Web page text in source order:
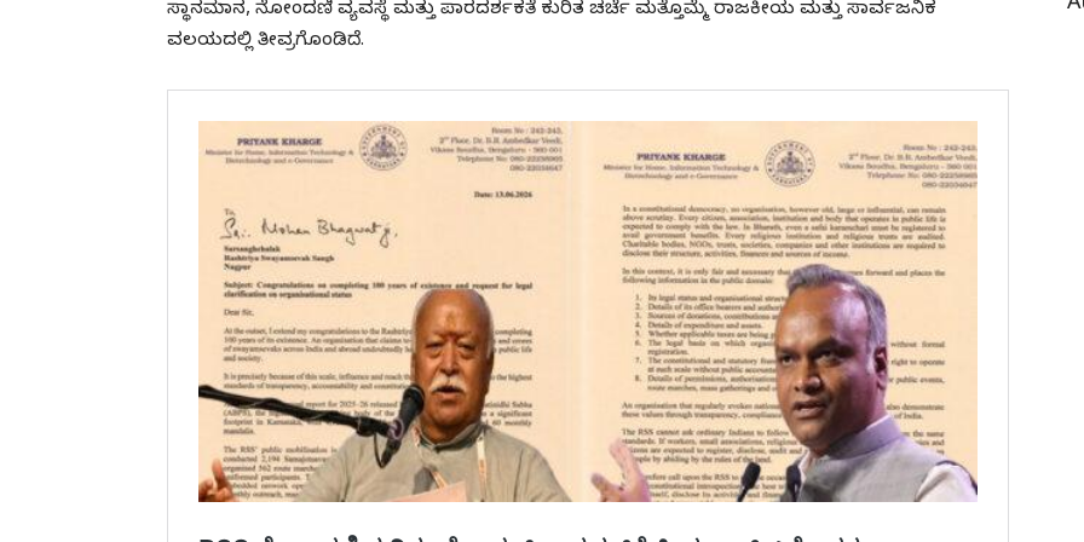
ಸ್ಥಾನಮಾನ, ನೋಂದಣಿ ವ್ಯವಸ್ಥೆ ಮತ್ತು ಪಾರದರ್ಶಕತೆ ಕುರಿತ ಚರ್ಚೆ ಮತ್ತೊಮ್ಮೆ ರಾಜಕೀಯ ಮತ್ತು ಸಾರ್ವಜನಿಕ
ವಲಯದಲ್ಲಿ ತೀವ್ರಗೊಂಡಿದೆ.